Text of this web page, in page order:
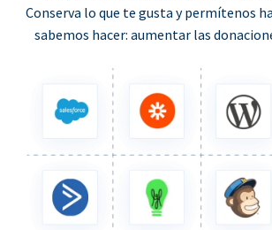
Conserva lo que te gusta y permítenos
sabemos hacer: aumentar las